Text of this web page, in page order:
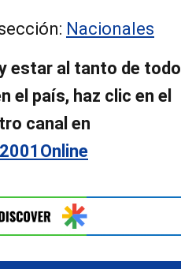
Nacionales
estar al tanto de todo
el país, haz clic en el
canal en